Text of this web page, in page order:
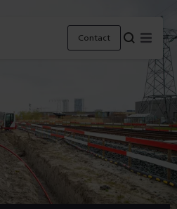
Contact Menu